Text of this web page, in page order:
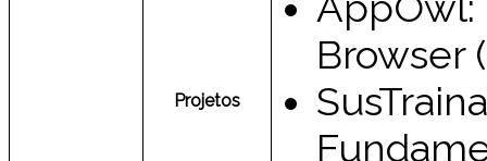
Projetos
Browser